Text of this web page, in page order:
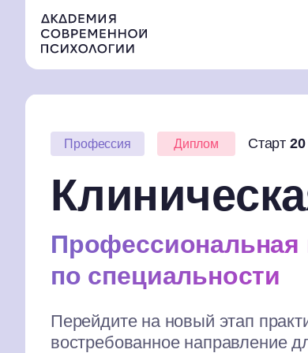
Диплом
Профессия Старт
Профессиональная
по специальности
Перейдите на новый этап
востребованное направление